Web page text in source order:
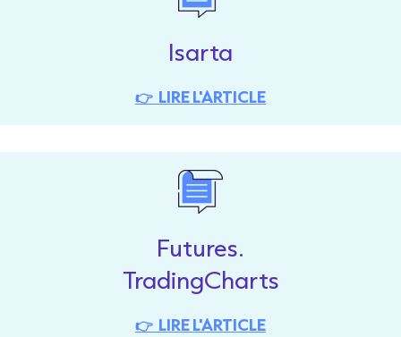
Isarta
👉 LIRE L'ARTICLE
Futures.
TradingCharts
👉 LIRE L'ARTICLE